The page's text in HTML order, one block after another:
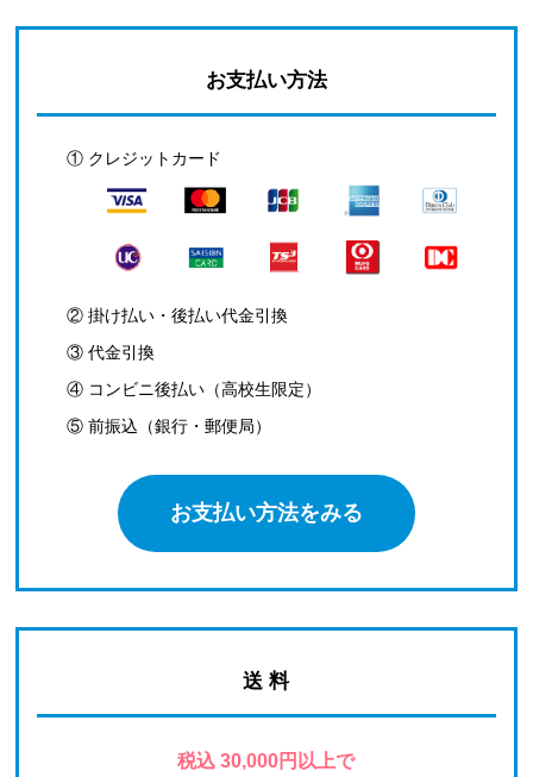
お支払い方法
① クレジットカード
② 掛け払い・後払い代金引換
③ 代金引換
④ コンビニ後払い（高校生限定）
⑤ 前振込（銀行・郵便局）
お支払い方法をみる
送 料
税込 30,000円以上で